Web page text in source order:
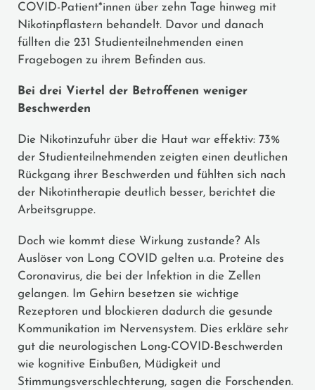
COVID-Patient*innen über zehn Tage hinweg mit
Nikotinpflastern behandelt. Davor und danach
füllten die 231 Studienteilnehmenden einen
Fragebogen zu ihrem Befinden aus.
Bei drei Viertel der Betroffenen weniger
Beschwerden
Die Nikotinzufuhr über die Haut war effektiv: 73%
der Studienteilnehmenden zeigten einen deutlichen
Rückgang ihrer Beschwerden und fühlten sich nach
der Nikotintherapie deutlich besser, berichtet die
Arbeitsgruppe.
Doch wie kommt diese Wirkung zustande? Als
Auslöser von Long COVID gelten u.a. Proteine des
Coronavirus, die bei der Infektion in die Zellen
gelangen. Im Gehirn besetzen sie wichtige
Rezeptoren und blockieren dadurch die gesunde
Kommunikation im Nervensystem. Dies erkläre sehr
gut die neurologischen Long-COVID-Beschwerden
wie kognitive Einbußen, Müdigkeit und
Stimmungsverschlechterung, sagen die Forschenden.